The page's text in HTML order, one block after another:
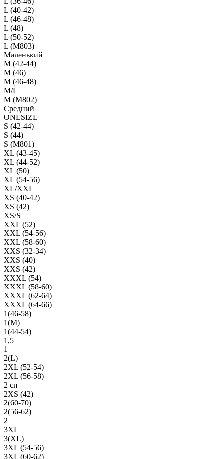
L (40-42)
L (46-48)
L (48)
L (50-52)
L (M803)
Маленький
М (42-44)
M (46)
M (46-48)
M/L
M (M802)
Средний
ONESIZE
S (42-44)
S (44)
S (M801)
XL (43-45)
XL (44-52)
XL (50)
XL (54-56)
XL/XXL
XS (40-42)
XS (42)
XS/S
XXL (52)
XXL (54-56)
XXL (58-60)
XXS (32-34)
XXS (40)
XXS (42)
XXXL (54)
XXXL (58-60)
XXXL (62-64)
XXXL (64-66)
1(46-58)
1(М)
1(44-54)
1,5
1
2(L)
2XL (52-54)
2XL (56-58)
2 сп
2XS (42)
2(60-70)
2(56-62)
2
3XL
3(XL)
3XL (54-56)
3XL (60-62)